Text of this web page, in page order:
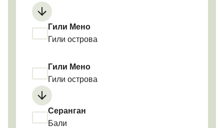
Гили Мено
Гили острова
Гили Мено
Гили острова
Серанган
Бали